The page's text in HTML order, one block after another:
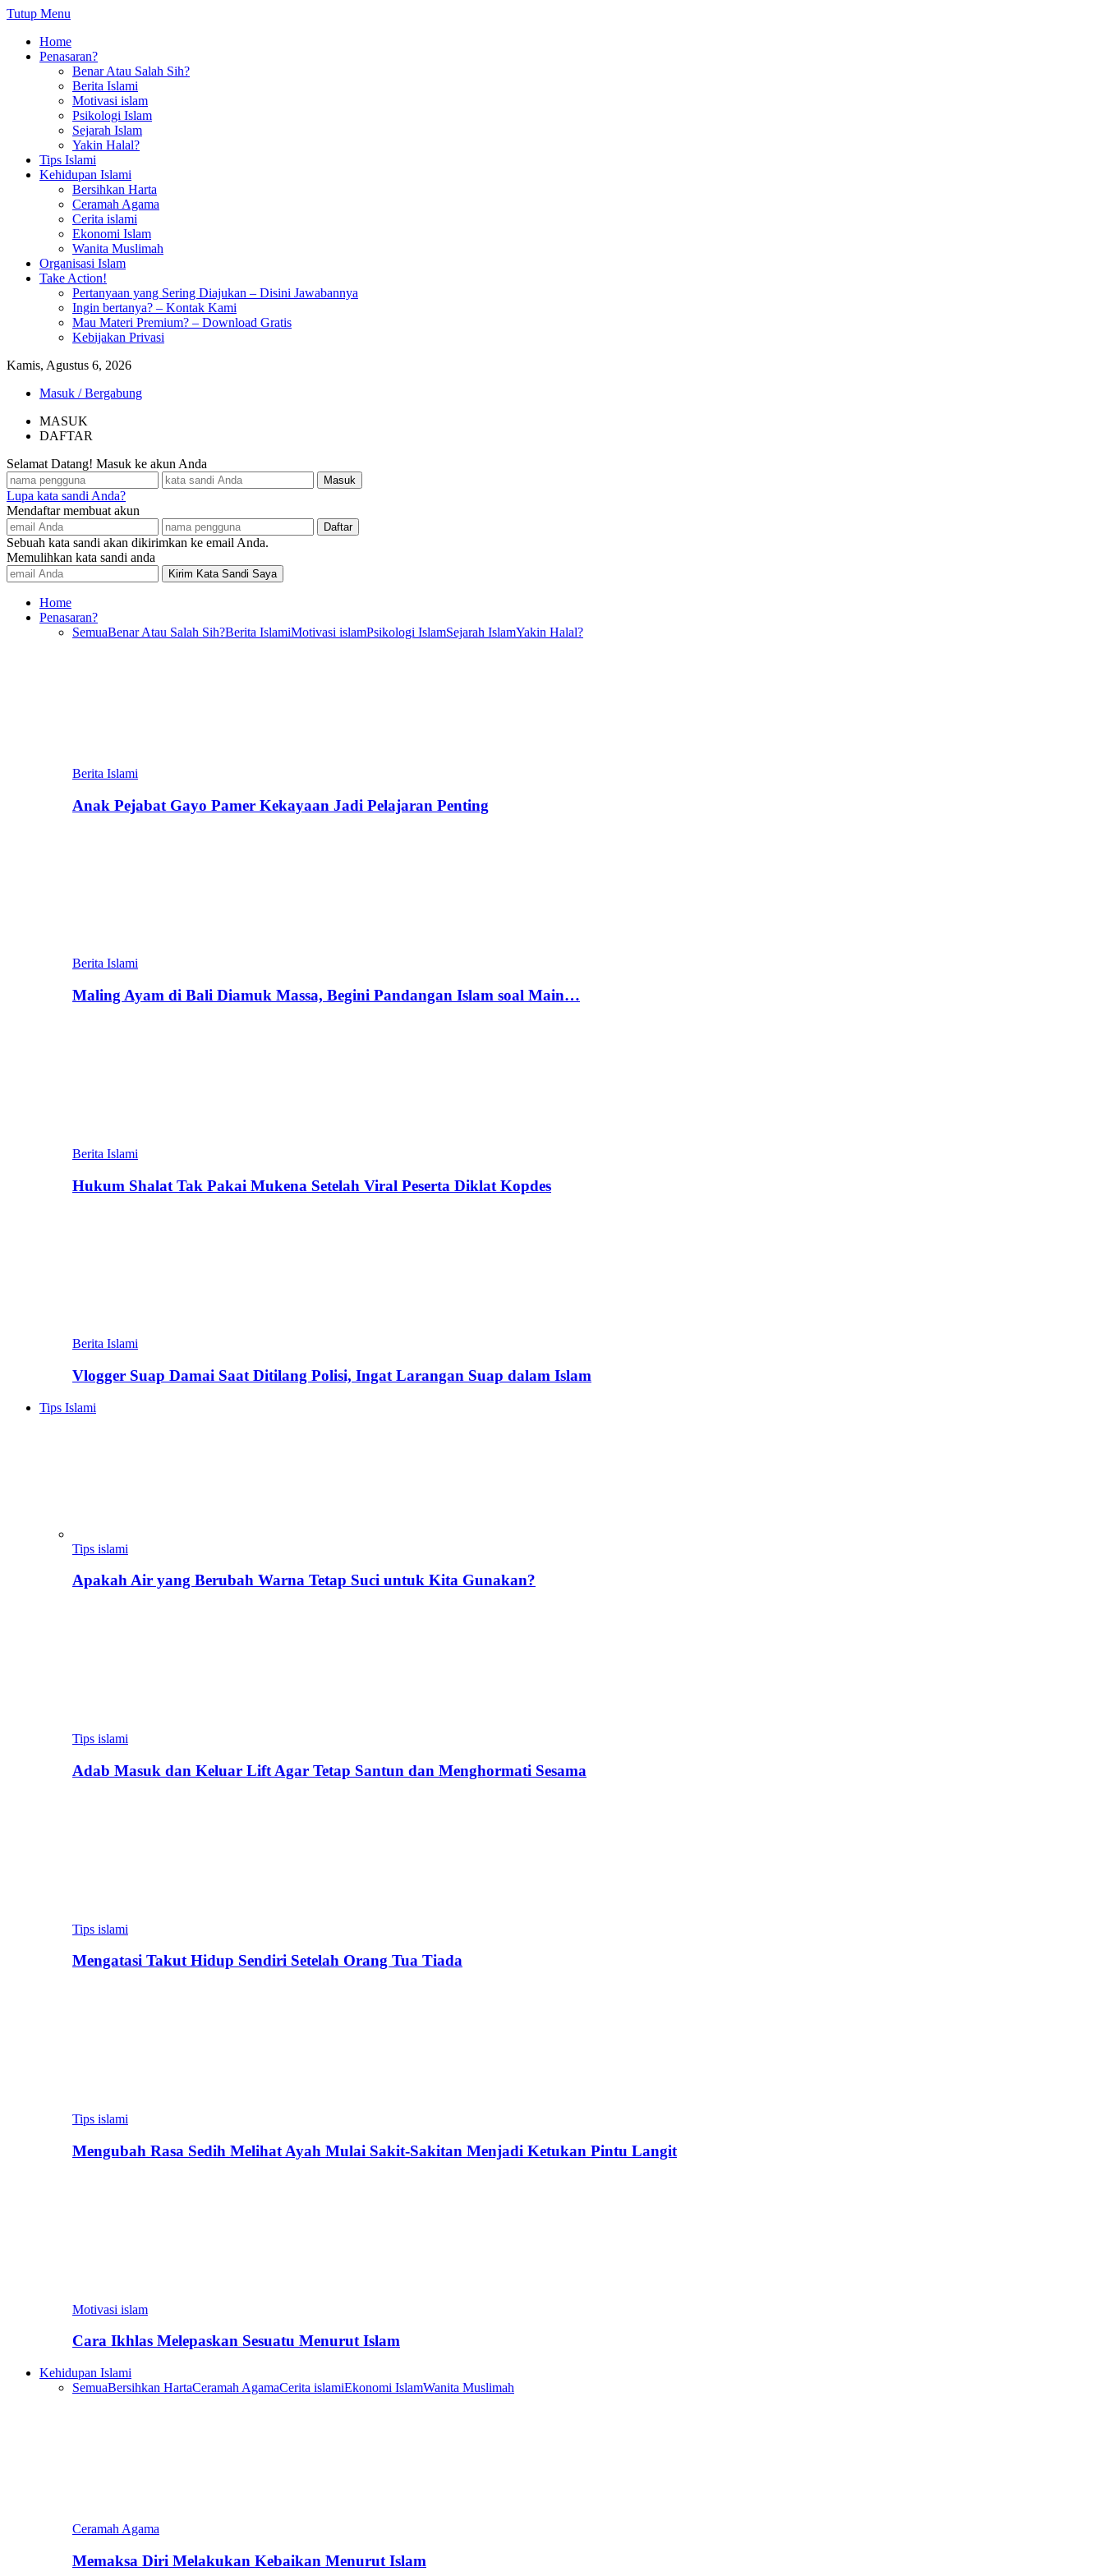
Tutup Menu
Home
Penasaran?
Benar Atau Salah Sih?
Berita Islami
Motivasi islam
Psikologi Islam
Sejarah Islam
Yakin Halal?
Tips Islami
Kehidupan Islami
Bersihkan Harta
Ceramah Agama
Cerita islami
Ekonomi Islam
Wanita Muslimah
Organisasi Islam
Take Action!
Pertanyaan yang Sering Diajukan – Disini Jawabannya
Ingin bertanya? – Kontak Kami
Mau Materi Premium? – Download Gratis
Kebijakan Privasi
Kamis, Agustus 6, 2026
Masuk / Bergabung
MASUK
DAFTAR
Selamat Datang! Masuk ke akun Anda
Lupa kata sandi Anda?
Mendaftar membuat akun
Sebuah kata sandi akan dikirimkan ke email Anda.
Memulihkan kata sandi anda
Home
Penasaran?
SemuaBenar Atau Salah Sih?Berita IslamiMotivasi islamPsikologi IslamSejarah IslamYakin Halal?
Berita Islami
Anak Pejabat Gayo Pamer Kekayaan Jadi Pelajaran Penting
Berita Islami
Maling Ayam di Bali Diamuk Massa, Begini Pandangan Islam soal Main…
Berita Islami
Hukum Shalat Tak Pakai Mukena Setelah Viral Peserta Diklat Kopdes
Berita Islami
Vlogger Suap Damai Saat Ditilang Polisi, Ingat Larangan Suap dalam Islam
Tips Islami
Tips islami
Apakah Air yang Berubah Warna Tetap Suci untuk Kita Gunakan?
Tips islami
Adab Masuk dan Keluar Lift Agar Tetap Santun dan Menghormati Sesama
Tips islami
Mengatasi Takut Hidup Sendiri Setelah Orang Tua Tiada
Tips islami
Mengubah Rasa Sedih Melihat Ayah Mulai Sakit-Sakitan Menjadi Ketukan Pintu Langit
Motivasi islam
Cara Ikhlas Melepaskan Sesuatu Menurut Islam
Kehidupan Islami
SemuaBersihkan HartaCeramah AgamaCerita islamiEkonomi IslamWanita Muslimah
Ceramah Agama
Memaksa Diri Melakukan Kebaikan Menurut Islam